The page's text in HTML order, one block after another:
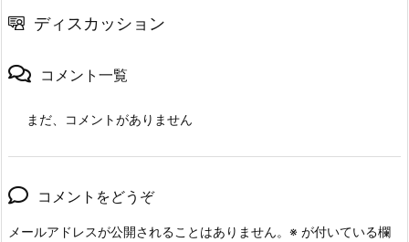
ディスカッション
コメント一覧
まだ、コメントがありません
コメントをどうぞ
メールアドレスが公開されることはありません。 ※ が付いている欄